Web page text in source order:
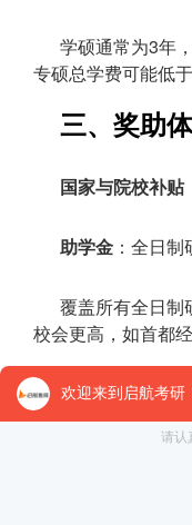
学硕通常为3年
专硕总学费可能低于
三、奖助
国家与院校补贴
助学金 ：全日
覆盖所有全日制
校会更高，如首都
奖学金：包括国
学金覆盖学费，如